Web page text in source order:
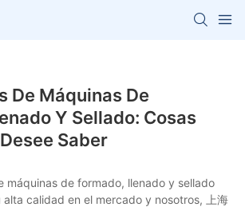
De Máquinas De
Y Sellado: Cosas
Saber
máquinas de formado, llenado y sellado
alta calidad en el mercado y nosotros, 上海